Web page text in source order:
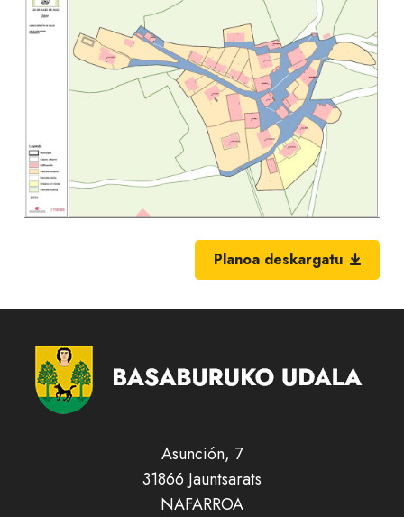
Planoa deskargatu
Asunción, 7
31866 Jauntsarats
NAFARROA